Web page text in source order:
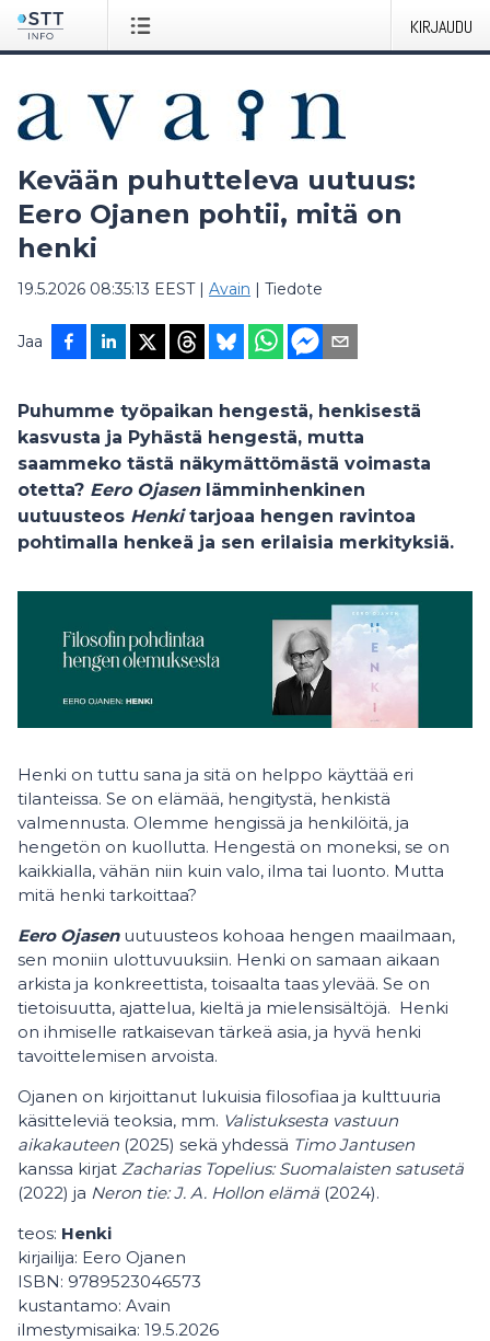
KIRJAUDU
Kevään puhutteleva uutuus:
Eero Ojanen pohtii, mitä on
henki
19.5.2026 08:35:13 EEST| Avain | Tiedote
Jaa
Puhumme työpaikan hengestä, henkisestä
kasvusta ja Pyhästä hengestä, mutta
saammeko tästä näkymättömästä voimasta
otetta? Eero Ojasenlämminhenkinen
uutuusteos Henkitarjoaa hengen ravintoa
pohtimalla henkeä ja sen erilaisia merkityksiä.
Henki on tuttu sana ja sitä on helppo käyttää eri
tilanteissa. Se on elämää, hengitystä, henkistä
valmennusta. Olemme hengissä ja henkilöitä, ja
hengetön on kuollutta. Hengestä on moneksi, se on
kaikkialla, vähän niin kuin valo, ilma tai luonto. Mutta
mitä henki tarkoittaa?
Eero Ojasenuutuusteos kohoaa hengen maailmaan,
sen moniin ulottuvuuksiin. Henki on samaan aikaan
arkista ja konkreettista, toisaalta taas ylevää. Se on
tietoisuutta, ajattelua, kieltä ja mielensisältöjä. Henki
on ihmiselle ratkaisevan tärkeä asia, ja hyvä henki
tavoittelemisen arvoista.
Ojanen on kirjoittanut lukuisia filosofiaa ja kulttuuria
käsitteleviä teoksia, mm. Valistuksesta vastuun
aikakauteen (2025) sekä yhdessä Timo Jantusen
kanssa kirjat Zacharias Topelius: Suomalaisten satusetä
(2022) ja Neron tie: J. A. Hollon elämä (2024).
teos: Henki
kirjailija: Eero Ojanen
ISBN: 9789523046573
kustantamo: Avain
ilmestymisaika: 19.5.2026